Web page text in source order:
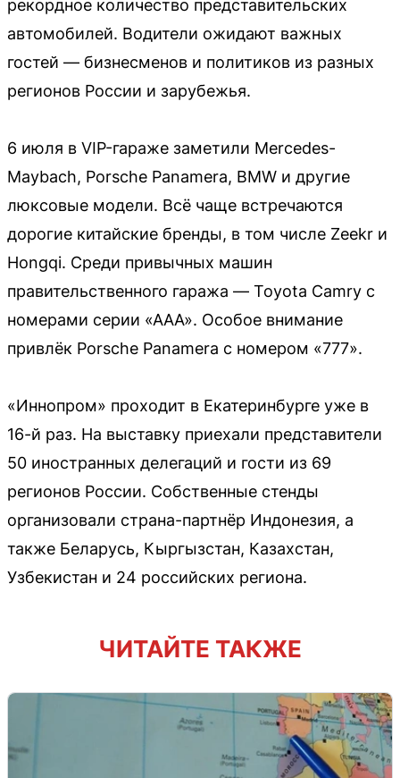
рекордное количество представительских
автомобилей. Водители ожидают важных
гостей — бизнесменов и политиков из разных
регионов России и зарубежья.
6 июля в VIP-гараже заметили Mercedes-
Maybach, Porsche Panamera, BMW и другие
люксовые модели. Всё чаще встречаются
дорогие китайские бренды, в том числе Zeekr и
Hongqi. Среди привычных машин
правительственного гаража — Toyota Camry с
номерами серии «ААА». Особое внимание
привлёк Porsche Panamera с номером «777».
«Иннопром» проходит в Екатеринбурге уже в
16-й раз. На выставку приехали представители
50 иностранных делегаций и гости из 69
регионов России. Собственные стенды
организовали страна-партнёр Индонезия, а
также Беларусь, Кыргызстан, Казахстан,
Узбекистан и 24 российских региона.
ЧИТАЙТЕ ТАКЖЕ